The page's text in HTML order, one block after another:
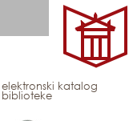
elektronski katalog
biblioteke